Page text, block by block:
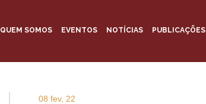
QUEM SOMOS EVENTOS NOTÍCIAS PUBLICAÇÕES
08 fev, 22